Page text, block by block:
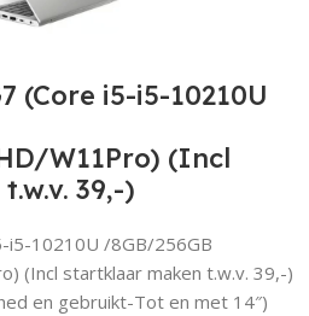
(Core i5-i5-10210U
W11Pro) (Incl
39,-)
i5-10210U /8GB/256GB
(Incl startklaar maken t.w.v. 39,-)
en gebruikt-Tot en met 14″)